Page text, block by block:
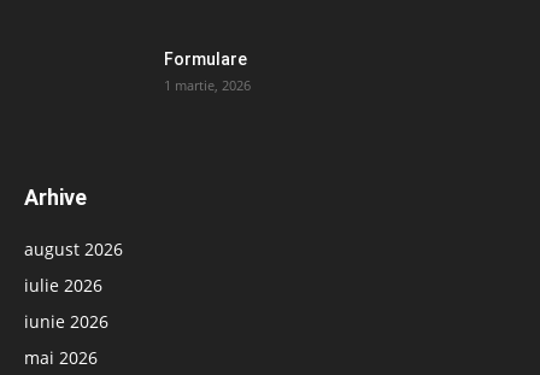
Formulare
1 martie, 2026
Arhive
august 2026
iulie 2026
iunie 2026
mai 2026